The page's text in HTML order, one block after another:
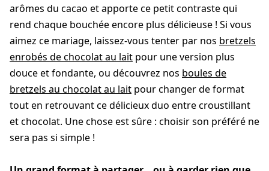
arômes du cacao et apporte ce petit contraste qui
rend chaque bouchée encore plus délicieuse ! Si vous
aimez ce mariage, laissez-vous tenter par nos bretzels
enrobés de chocolat au lait pour une version plus
douce et fondante, ou découvrez nos boules de
bretzels au chocolat au lait pour changer de format
tout en retrouvant ce délicieux duo entre croustillant
et chocolat. Une chose est sûre : choisir son préféré ne
sera pas si simple !